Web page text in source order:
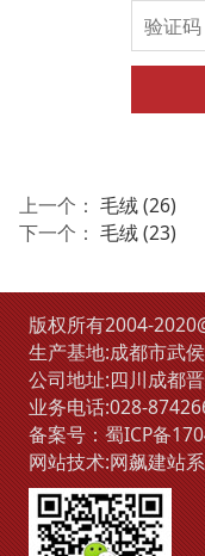
上一个： 毛绒 (26)
下一个： 毛绒 (23)
版权所有2004-
生产基地:成都市武
公司地址:四川成都
业务电话:028-
备案号：蜀ICP备
网站技术:网飙建站